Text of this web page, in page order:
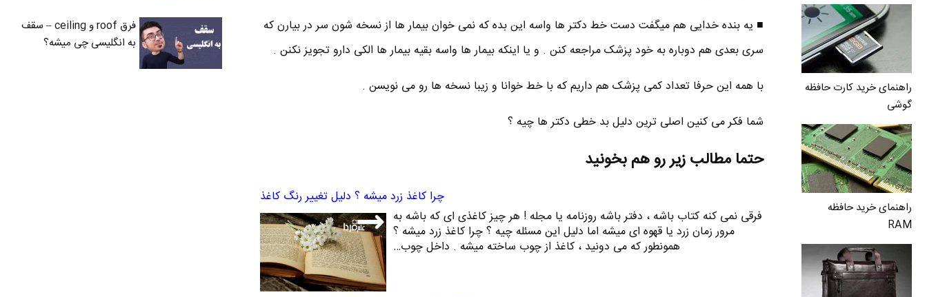
راهنمای خرید کارت حافظه
گوشی
راهنمای خرید حافظه
RAM
■ یه بنده خدایی هم میگفت دست خط دکتر ها واسه این بده که نمی خوان بیمار ها از نسخه شون سر در بیارن که
سری بعدی هم دوباره به خود پزشک مراجعه کنن . و یا اینکه بیمار ها واسه بقیه بیمار ها الکی دارو تجویز نکنن .
با همه این حرفا تعداد کمی پزشک هم داریم که با خط خوانا و زیبا نسخه ها رو می نویسن .
شما فکر می کنین اصلی ترین دلیل بد خطی دکتر ها چیه ؟
حتما مطالب زیر رو هم بخونید
چرا کاغذ زرد میشه ؟ دلیل تغییر رنگ کاغذ
فرقی نمی کنه کتاب باشه ، دفتر باشه روزنامه یا مجله ! هر چیز کاغذی ای که باشه به
مرور زمان زرد یا قهوه ای میشه اما دلیل این مسئله چیه ؟ چرا کاغذ زرد میشه ؟
همونطور که می دونید ، کاغذ از چوب ساخته میشه . داخل چوب…
فرق roof و ceiling – سقف
به انگلیسی چی میشه؟